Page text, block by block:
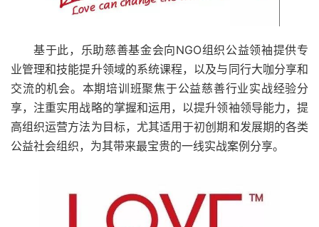
基于此，乐助慈善基金会向NGO组织公益领袖提供专
业管理和技能提升领域的系统课程，以及与同行大咖分享和
交流的机会。本期培训班聚焦于公益慈善行业实战经验分
享，注重实用战略的掌握和运用，以提升领袖领导能力，提
高组织运营方法为目标，尤其适用于初创期和发展期的各类
公益社会组织，为其带来最宝贵的一线实战案例分享。